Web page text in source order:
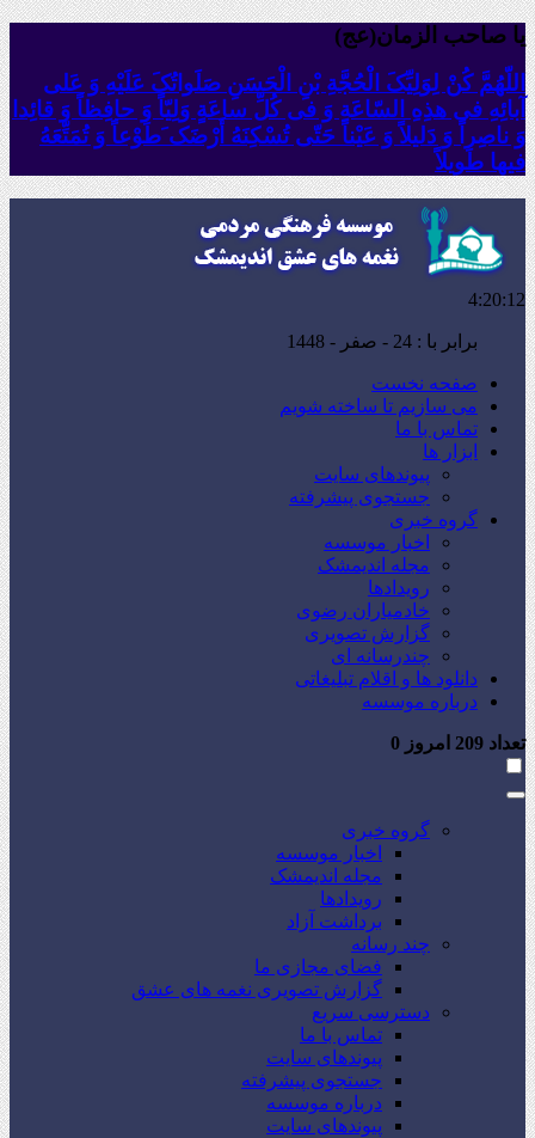
یا صاحب الزمان(عج)
اللّهُمَّ کُنْ لِوَلِیِّکَ الْحُجَّةِ بْنِ الْحَسَنِ صَلَواتُکَ عَلَیْهِ وَ عَلى
آبائِهِ فی هذِهِ السّاعَةِ وَ فی کُلِّ ساعَةٍ وَلِیّاً وَ حافِظاً وَ قائِدا
‏وَ ناصِراً وَ دَلیلاً وَ عَیْناً حَتّى تُسْکِنَهُ أَرْضَک َطَوْعاً وَ تُمَتِّعَهُ
فیها طَویلاً
4:20:13
برابر با : 24 - صفر - 1448
صفحه نخست
می سازیم تا ساخته شویم
تماس با ما
ابزار ها
پیوندهای سایت
جستجوی پیشرفته
گروه خبری
اخبار موسسه
مجله اندیمشک
رویدادها
خادمیاران رضوی
گزارش تصویری
چندرسانه ای
دانلود ها و اقلام تبلیغاتی
درباره موسسه
تعداد امروز 0
گروه خبری
اخبار موسسه
مجله اندیمشک
رویدادها
برداشت آزاد
چند رسانه
فضای مجازی ما
گزارش تصویری نغمه های عشق
دسترسی سریع
تماس با ما
پیوندهای سایت
جستجوی پیشرفته
درباره موسسه
پیوندهای سایت